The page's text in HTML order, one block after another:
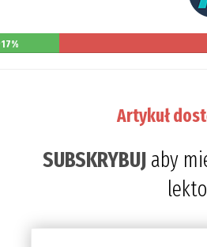
17%
Artykuł
SUBSKRYBUJ aby